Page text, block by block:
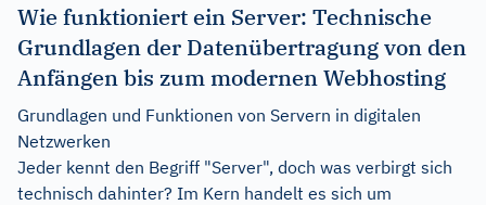
Wie funktioniert ein Server: Technische
Grundlagen der Datenübertragung von den
Anfängen bis zum modernen Webhosting
Grundlagen und Funktionen von Servern in digitalen
Netzwerken
Jeder kennt den Begriff "Server", doch was verbirgt sich
technisch dahinter? Im Kern handelt es sich um